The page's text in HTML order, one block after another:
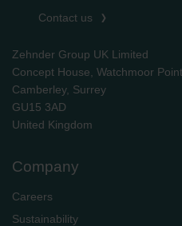
Zehnder Polska Sp. z o.o.:
Zehnder Group UK Limited:
Contact us
Zehnder Group UK Limited
Concept House, Watchmoor Point
Camberley, Surrey
GU15 3AD
​​​​​​​United Kingdom
Company
Careers
Sustainability